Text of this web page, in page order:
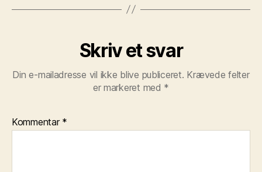
Skriv et svar
Din e-mailadresse vil ikke blive publiceret. Krævede felter
er markeret med *
Kommentar *